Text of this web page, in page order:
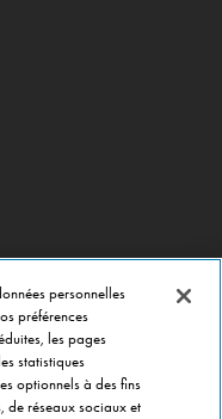
personnelles
préférences
les pages
statistiques
optionnels à des fins
de réseaux sociaux et